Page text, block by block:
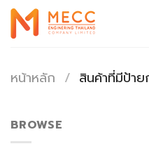
Skip
content
หน้าหลัก / สินค้าที่มีป้า
BROWSE